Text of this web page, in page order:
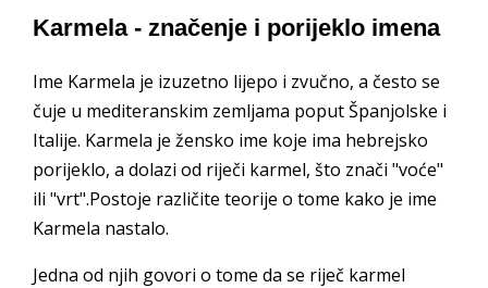
Karmela - značenje i porijeklo imena
Ime Karmela je izuzetno lijepo i zvučno, a često se
čuje u mediteranskim zemljama poput Španjolske i
Italije. Karmela je žensko ime koje ima hebrejsko
porijeklo, a dolazi od riječi karmel, što znači "voće"
ili "vrt".Postoje različite teorije o tome kako je ime
Karmela nastalo.
Jedna od njih govori o tome da se riječ karmel